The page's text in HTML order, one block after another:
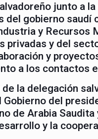
junto a
gobierno saudí
y Recursos
privadas y del
y
a los contactos
la delegación
Gobierno del
de Arabia
y la